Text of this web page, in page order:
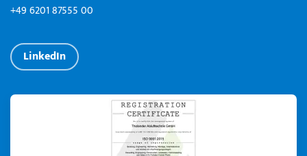
+49 6201 87555 00
LinkedIn